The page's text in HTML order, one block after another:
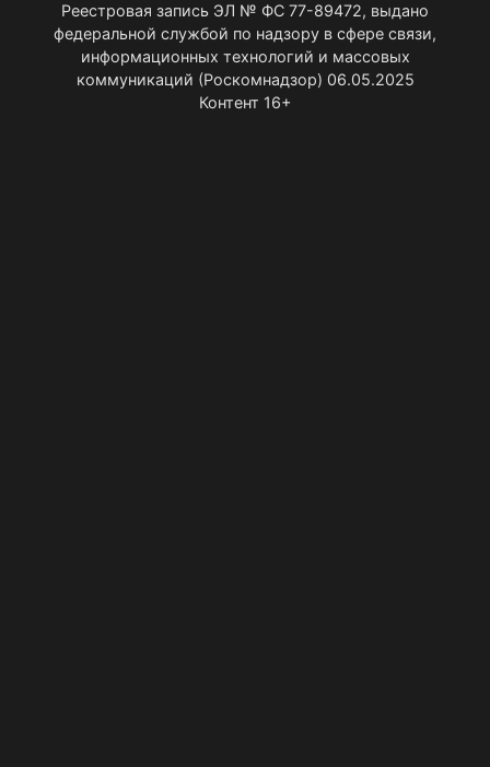
Реестровая запись ЭЛ № ФС 77-89472, выдано
федеральной службой по надзору в сфере связи,
информационных технологий и массовых
коммуникаций (Роскомнадзор) 06.05.2025
Контент 16+